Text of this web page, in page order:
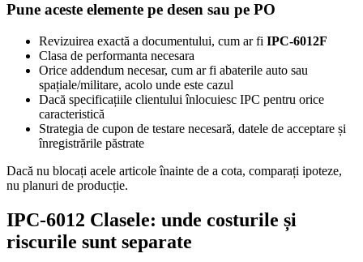
Pune aceste elemente pe desen sau pe PO
Revizuirea exactă a documentului, cum ar fi IPC-6012F
Clasa de performanta necesara
Orice addendum necesar, cum ar fi abaterile auto sau
spațiale/militare, acolo unde este cazul
Dacă specificațiile clientului înlocuiesc IPC pentru orice
caracteristică
Strategia de cupon de testare necesară, datele de acceptare și
înregistrările păstrate
Dacă nu blocați acele articole înainte de a cota, comparați ipoteze,
nu planuri de producție.
IPC-6012 Clasele: unde costurile și
riscurile sunt separate